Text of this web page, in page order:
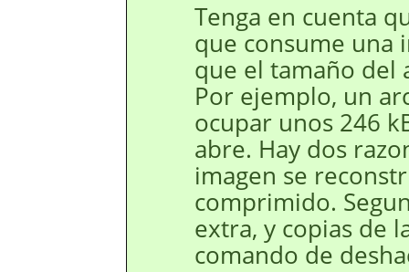
Tenga en cuenta
que consume una
que el tamaño del
Por ejemplo, un
ocupar unos 246
abre. Hay dos
imagen se
comprimido.
extra, y copias de
comando de